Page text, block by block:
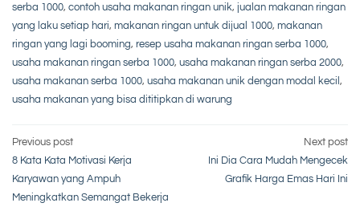
serba 1000, contoh usaha makanan ringan unik, jualan makanan ringan
yang laku setiap hari, makanan ringan untuk dijual 1000, makanan
ringan yang lagi booming, resep usaha makanan ringan serba 1000,
usaha makanan ringan serba 1000, usaha makanan ringan serba 2000,
usaha makanan serba 1000, usaha makanan unik dengan modal kecil ,
usaha makanan yang bisa dititipkan di warung
Post
navigation
Previous post
8 Kata Kata Motivasi Kerja
Karyawan yang Ampuh
Meningkatkan Semangat Bekerja
Next post
Ini Dia Cara Mudah Mengecek
Grafik Harga Emas Hari Ini